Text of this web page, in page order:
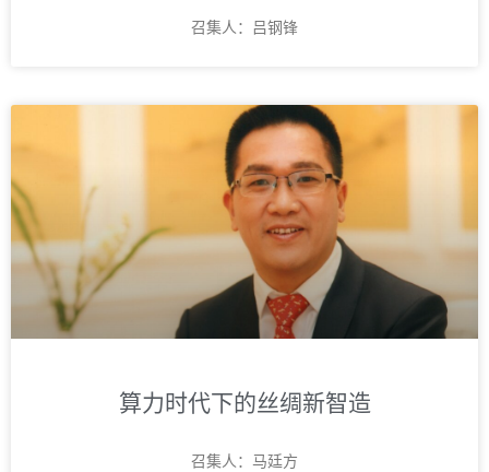
召集人：吕钢锋
算力时代下的丝绸新智造
召集人：马廷方